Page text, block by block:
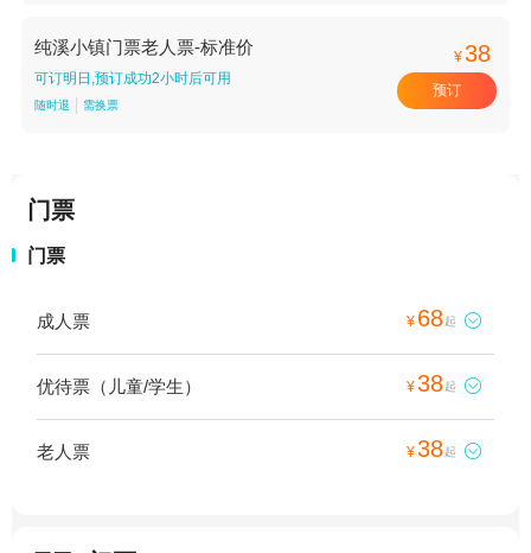
纯溪小镇门票老人票-标准价
可订明日,预订成功2小时后可用
随时退 需换票
¥38
预订
门票
门票
成人票 ¥ 68起 
优待票（儿童/学生） ¥38起 
老人票 ¥38起 